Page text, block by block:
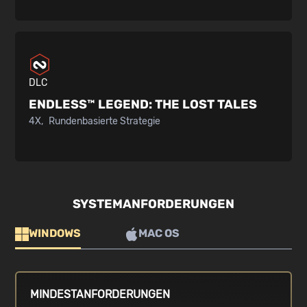
DLC
ENDLESS™ LEGEND:THE LOST TALES
4X Rundenbasierte Strategie
SYSTEMANFORDERUNGEN
WINDOWS MAC OS
MINDESTANFORDERUNGEN